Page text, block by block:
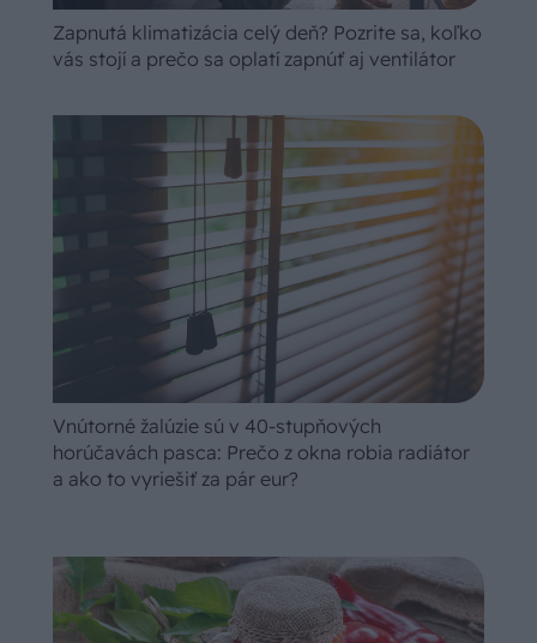
Zapnutá klimatizácia celý deň? Pozrite sa, koľko
vás stojí a prečo sa oplatí zapnúť aj ventilátor
Vnútorné žalúzie sú v 40-stupňových
horúčavách pasca: Prečo z okna robia radiátor
a ako to vyriešiť za pár eur?